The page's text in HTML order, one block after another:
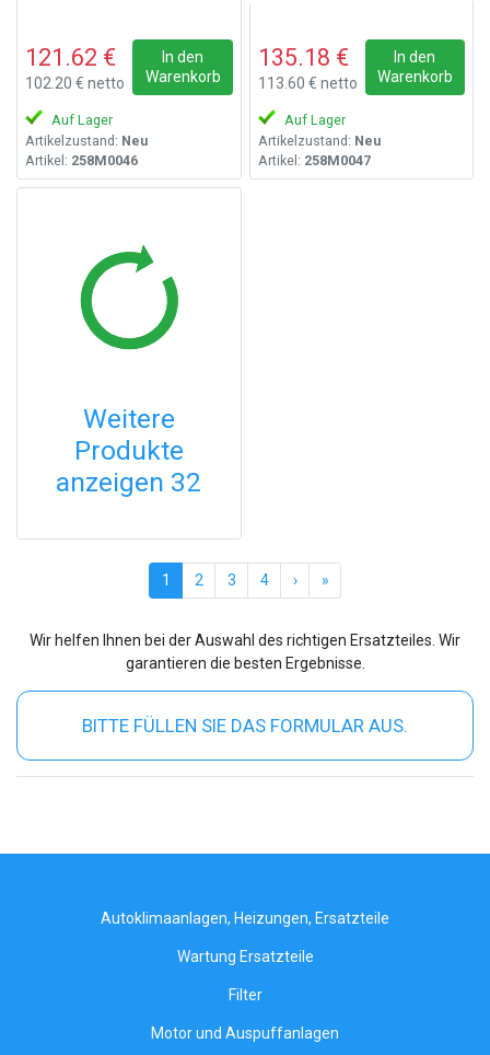
121.62 €
102.20 € netto
In den
Warenkorb
Auf Lager
Artikelzustand: Neu
Artikel: 258M0046
135.18 €
113.60 € netto
In den
Warenkorb
Auf Lager
Artikelzustand: Neu
Artikel: 258M0047
Weitere
Produkte
anzeigen 32
1 (current)
2 3 4 › »
Wir helfen Ihnen bei der Auswahl des richtigen Ersatzteiles. Wir
garantieren die besten Ergebnisse.
BITTE FÜLLEN SIE DAS FORMULAR AUS.
Autoklimaanlagen, Heizungen, Ersatzteile
Wartung Ersatzteile
Filter
Motor und Auspuffanlagen